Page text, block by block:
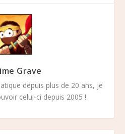
Grave
depuis plus de 20 ans, je
celui-ci depuis 2005 !